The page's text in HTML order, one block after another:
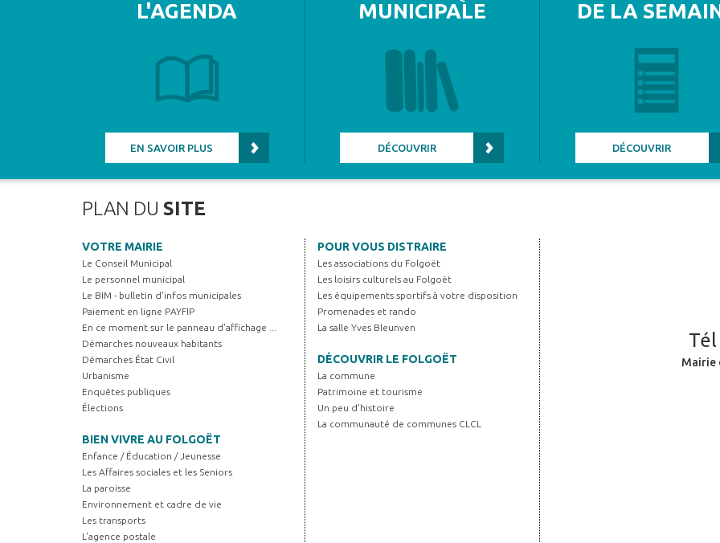
L'AGENDA
EN SAVOIR PLUS
MUNICIPALE
DÉCOUVRIR
DE LA
DÉCOUVRIR
PLAN DU SITE
VOTRE MAIRIE
Le Conseil Municipal
Le personnel municipal
Le BIM - bulletin d'infos municipales
Paiement en ligne PAYFIP
En ce moment sur le panneau d'affichage ...
Démarches nouveaux habitants
Démarches État Civil
Urbanisme
Enquêtes publiques
Élections
BIEN VIVRE AU FOLGOËT
Enfance / Éducation / Jeunesse
Les Affaires sociales et les Seniors
La paroisse
Environnement et cadre de vie
Les transports
L'agence postale
POUR VOUS DISTRAIRE
Les associations du Folgoët
Les loisirs culturels au Folgoët
Les équipements sportifs à votre disposition
Promenades et rando
La salle Yves Bleunven
DÉCOUVRIR LE FOLGOËT
La commune
Patrimoine et tourisme
Un peu d'histoire
La communauté de communes CLCL
Mairie